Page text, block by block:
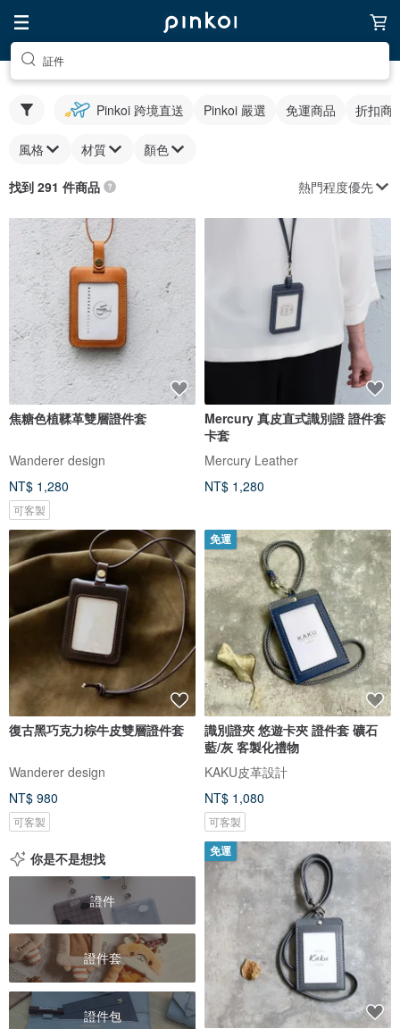
証件
Pinkoi 跨境直送 Pinkoi 嚴選 免運商品 折扣商
風格 材質 顏色
找到 291 件商品 熱門程度優先
焦糖色植鞣革雙層證件套
Wanderer design
NT$ 1,280
可客製
Mercury 真皮直式識別證 證件套
卡套
Mercury Leather
NT$ 1,280
復古黑巧克力棕牛皮雙層證件套
Wanderer design
NT$ 980
可客製
免運
識別證夾 悠遊卡夾 證件套 礦石
藍/灰 客製化禮物
KAKU皮革設計
NT$ 1,080
可客製
你是不是想找
證件
證件套
證件包
免運